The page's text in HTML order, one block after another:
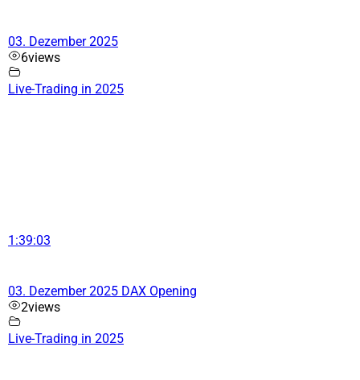
03. Dezember 2025
6views
Live-Trading in 2025
1:39:03
03. Dezember 2025 DAX Opening
2views
Live-Trading in 2025